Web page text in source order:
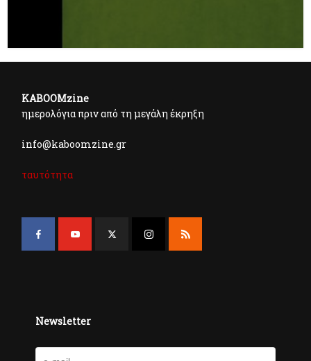
KABOOMzine
ημερολόγια πριν από τη μεγάλη έκρηξη
info@kaboomzine.gr
ταυτότητα
Newsletter